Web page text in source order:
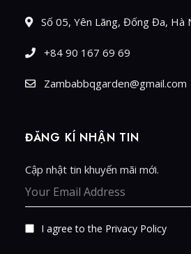
Số 05, Yên Lãng, Đống Đa, Hà
+84 90 167 69 69
Zambabbqgarden@gmail.com
ĐĂNG KÍ NHẬN TIN
Cập nhật tin khuyến mãi mới.
I agree to the Privacy Policy